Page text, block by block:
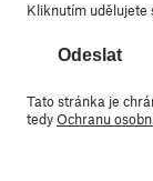
Kliknutím udělujete
Odeslat
Tato stránka je
tedyOchranu